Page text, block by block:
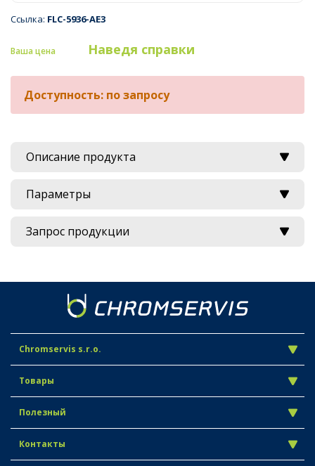
Ссылка: FLC-5936-AE3
Ваша цена Наведя справки
Доступность: по запросу
Описание продукта
Параметры
Запрос продукции
Chromservis s.r.o.
Товары
Полезный
Контакты